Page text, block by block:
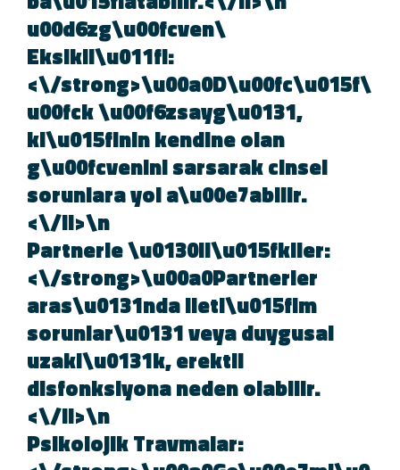
\u00d6zg\u00fcven
Eksikli\u011fi:
<\/
u00fck \u00f6zsayg\u0131,
ki\u015finin kendine olan
g\u00fcvenini sarsarak cinsel
sorunlara yol a\u00e7abilir.
<\/li>\n
Partnerle \u0130li\u015fkiler:
<\/strong>\u00a0Partnerler
aras\u0131nda ileti\u015fim
sorunlar\u0131 veya duygusal
uzakl\u0131k, erektil
disfonksiyona neden olabilir.
<\/li>\n
Psikolojik Travmalar: